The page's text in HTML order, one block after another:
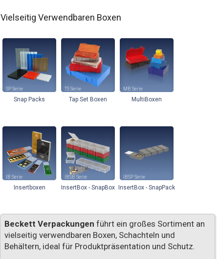
Vielseitig Verwendbaren Boxen
SP
Snap Packs
TS
Tap Set Boxen
MB
MultiBoxen
IB
Insertboxen
IBSB
InsertBox - SnapBox
IBSP
InsertBox - SnapPack
Beckett Verpackungen führt ein großes Sortiment an
vielseitig verwendbaren Boxen, Schachteln und
Behältern, ideal für Produktpräsentation und Schutz.